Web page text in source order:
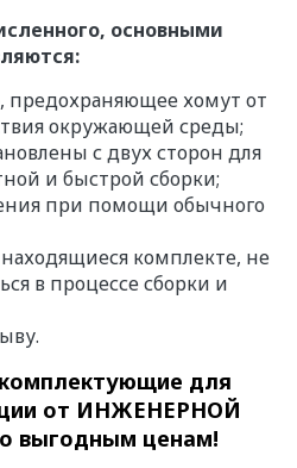
основными
предохраняющее хомут от
окружающей среды;
с двух сторон для
и быстрой сборки;
при помощи обычного
комплекте, не
в процессе сборки и
комплектующие для
от ИНЖЕНЕРНОЙ
выгодным ценам!